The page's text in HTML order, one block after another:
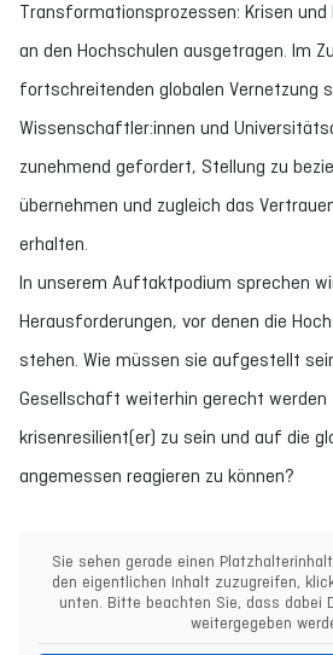
Transformationsprozessen: Krisen
an den Hochschulen ausgetragen. Im
fortschreitenden globalen Vernetzung
Wissenschaftler:innen und
zunehmend gefordert, Stellung zu
übernehmen und zugleich das
erhalten.
In unserem Auftaktpodium sprechen
Herausforderungen, vor denen die
stehen. Wie müssen sie aufgestellt
Gesellschaft weiterhin gerecht werden
krisenresilient(er) zu sein und auf die
angemessen reagieren zu können?
Sie sehen gerade einen
den eigentlichen Inhalt zuzugreifen,
unten. Bitte beachten Sie, dass dabei
weitergegeben